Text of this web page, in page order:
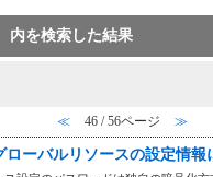
内を検索した結果
≪ 46 / 56ページ ≫
ーバルリソースの設定情報